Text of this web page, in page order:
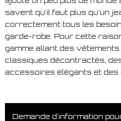
savent qu'il faut plus qu'un
correctement tous les
garde-robe. Pour cette
gamme allant des
classiques décontractés,
accessoires élégants et des
Demande d'information